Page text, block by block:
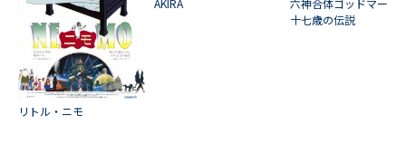
リトル・ニモ
AKIRA
六神合体ゴッドマー
十七歳の伝説